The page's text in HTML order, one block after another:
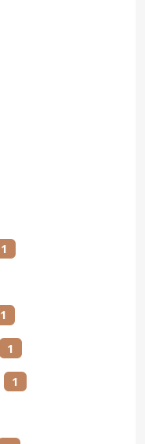
1
1
1
1